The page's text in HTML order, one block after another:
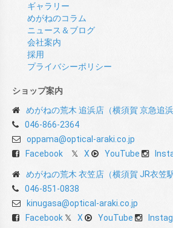
ギャラリー
めがねのコラム
ニュース＆ブログ
会社案内
採用
プライバシーポリシー
ショップ案内
めがねの荒木 追浜店（横須賀 京急追浜
046-866-2364
oppama@optical-araki.co.jp
Facebook
X YouTube
めがねの荒木 衣笠店（横須賀 JR衣笠
046-851-0838
kinugasa@optical-araki.co.jp
Facebook
X YouTube